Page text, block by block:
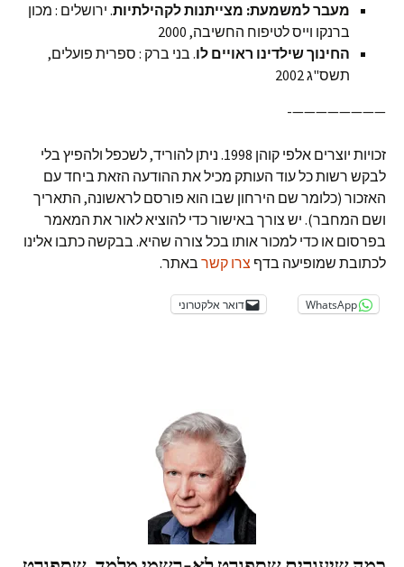
מעבר למשמעת: מצייתנות לקהילתיות. ירושלים : מכון
ברנקו וייס לטיפוח החשיבה, 2000
החינוך שילדינו ראויים לו. בני ברק : ספרית פועלים,
תשס"ג 2002
————————-
זכויות יוצרים אלפי קוהן 1998. ניתן להוריד, לשכפל ולהפיץ בלי
לבקש רשות כל עוד העותק מכיל את ההודעה הזאת ביחד עם
האזכור (כלומר שם הירחון שבו הוא פורסם לראשונה, התאריך
ושם המחבר). יש צורך באישור כדי להוציא לאור את המאמר
בפרסום או כדי למכור אותו בכל צורה שהיא. בבקשה כתבו אלינו
לכתובת שמופיעה בדף צרו קשר באתר.
WhatsApp דואר אלקטרוני